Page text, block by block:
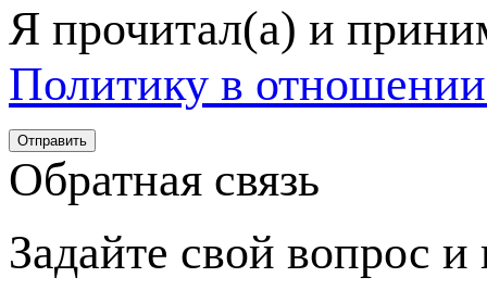
Я прочитал(а) и
Политику в
Обратная связь
Задайте свой вопрос